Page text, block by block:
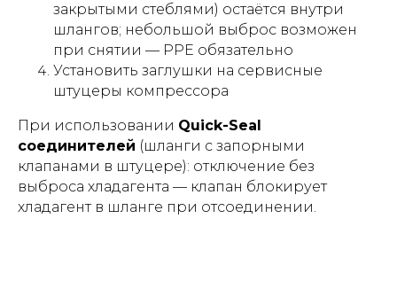
закрытыми стеблями) остаётся внутри
шлангов; небольшой выброс возможен
при снятии — PPE обязательно
Установить заглушки на сервисные
штуцеры компрессора
При использовании Quick-Seal
соединителей (шланги с запорными
клапанами в штуцере): отключение без
выброса хладагента — клапан блокирует
хладагент в шланге при отсоединении.